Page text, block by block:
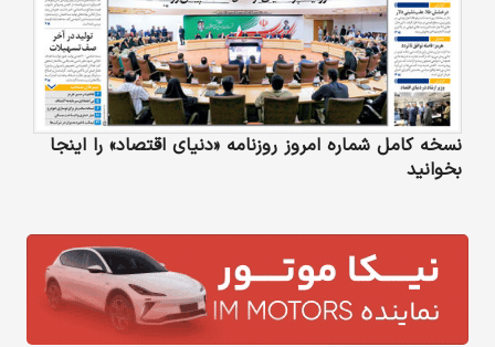
نسخه کامل شماره امروز روزنامه «دنیای‌ اقتصاد» را اینجا
بخوانید